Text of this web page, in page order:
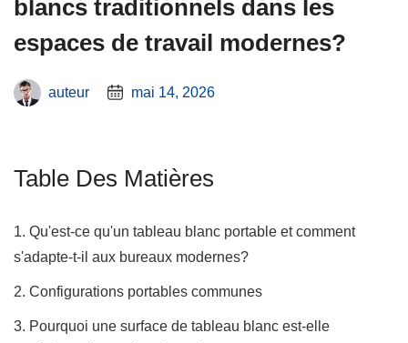
blancs traditionnels dans les
espaces de travail modernes?
auteur mai 14, 2026
Table Des Matières
1. Qu'est-ce qu'un tableau blanc portable et comment
s'adapte-t-il aux bureaux modernes?
2. Configurations portables communes
3. Pourquoi une surface de tableau blanc est-elle